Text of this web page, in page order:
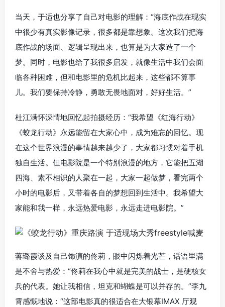
当天，于适也分享了自己对电影的理解：“海底作战在现实
中很少有真实影像记录，很多都是靠想象。这次我们把海
底作战的场面、逻辑呈现出来，也算是为大家造了一个
梦。同时，电影也给了我很多启发，就像生活中我们会面
临各种困难，但和电影里的危机比起来，这些都不算事
儿。我们要保持冷静，勇敢无畏地面对，好好生活。”
杜江满怀深情地回忆起拍摄经历：“我希望《红海行动》
《蛟龙行动》永远能留在大家心中，成为难忘的回忆。现
在这个世界浪漫的事情越来越少了，大家都习惯对着手机
独自生活。但电影院是一个特别浪漫的地方，它能把五湖
四海、素不相识的人聚在一起，大家一起做梦，看完两个
小时的电影后，又带着各自的梦想回到生活中。我希望大
家能和我一样，永远热爱电影，永远走进电影院。”
蒋璐霞谈及自己饰演的佟莉，眼中闪烁着光芒，话语里满
是不舍与热爱：“佟莉在我心中就是完美的战士，是硬核女
兵的代表。她让我相信，坦克和蝴蝶是可以并存的。”李九
霄感慨地说：“这部电影真的很适合在大银幕IMAX 厅观